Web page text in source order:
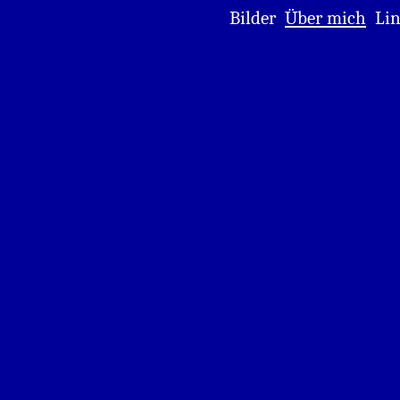
Bilder Über mich